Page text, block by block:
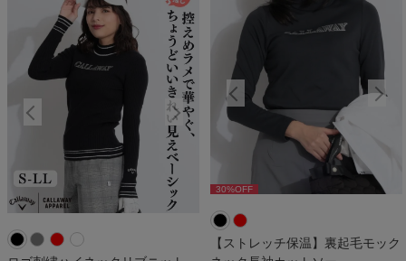
30 %OFF 30%OFF
【ストレッチ保温】裏起毛モック